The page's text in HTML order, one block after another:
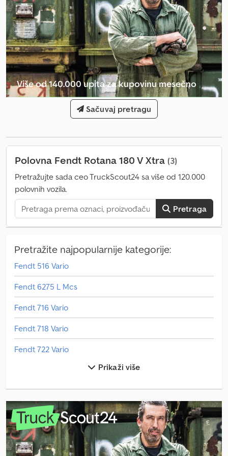
Varijabilna komora, Jednoosovinska, Gornje kačenje (oko),
Lokacija skladišta: Klijent Dksdpsxakpaefx Apyjr
Više od 140.000 upita za kupovinu mesečno
Izaberite paket za prodavce
Sačuvaj pretragu
Polovna Fendt Rotana 180 V Xtra (3)
Pretražujte sada ceo TruckScout24 sa više od 120.000
polovnih vozila.
Pretraga
Pretražite najpopularnije kategorije:
Fendt 516 Vario
Fendt 6275 L Mcs
Fendt 716 Vario
Fendt 718 Vario
Fendt 722 Vario
Fendt 933 Vario
Fendt 936 Vario
Fendt 939 Vario
Fendt 942 Vario
Prikaži više